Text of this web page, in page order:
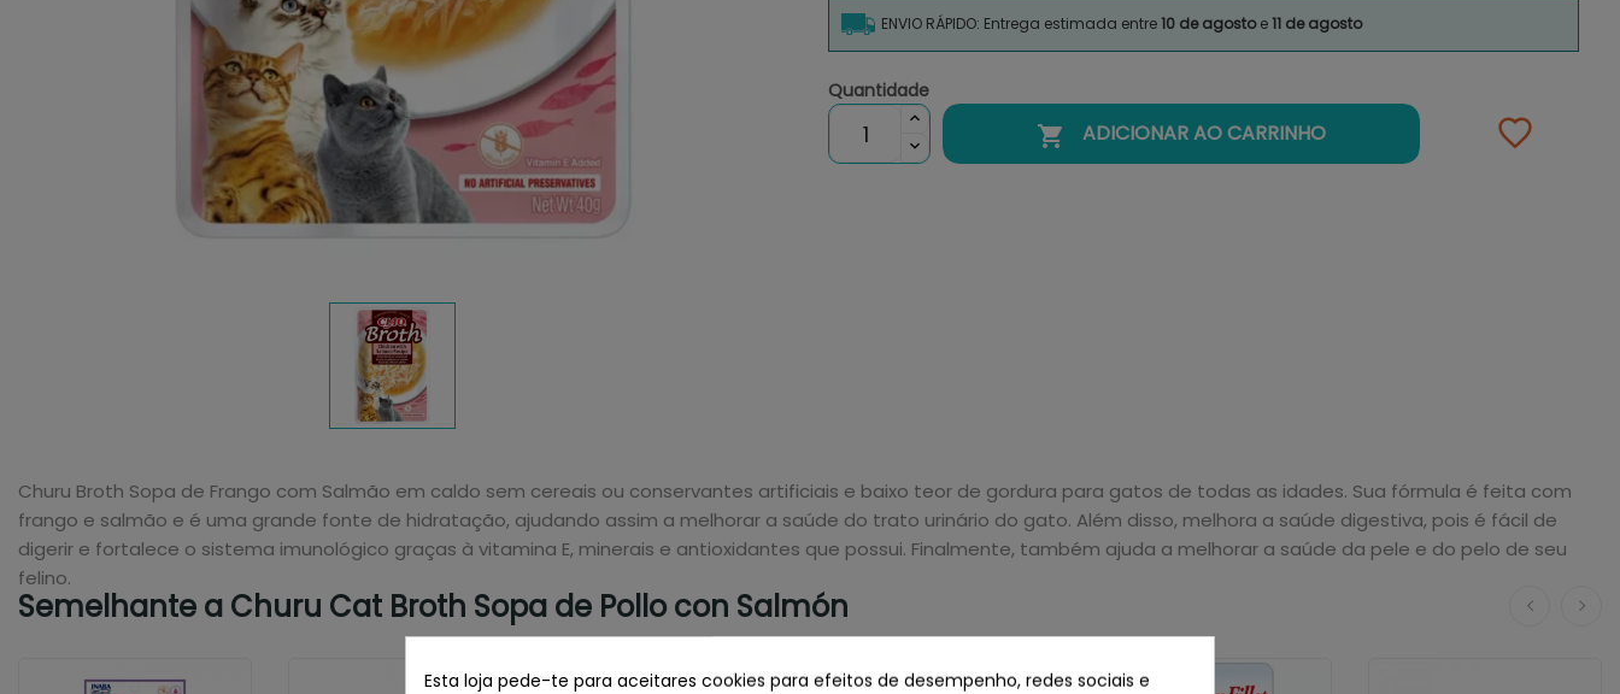
ENVIO RÁPIDO: Entrega estimada entre10 de agostoe11 de agosto
Quantidade
 ADICIONAR AO CARRINHO
Churu Broth Sopa de Frango com Salmão em caldo sem cereais ou conservantes artificiais e baixo teor de gordura para gatos de todas as idades. Sua fórmula é feita com
frango e salmão e é uma grande fonte de hidratação, ajudando assim a melhorar a saúde do trato urinário do gato. Além disso, melhora a saúde digestiva, pois é fácil de
digerir e fortalece o sistema imunológico graças à vitamina E, minerais e antioxidantes que possui. Finalmente, também ajuda a melhorar a saúde da pele e do pelo de seu
felino.
Semelhante a Churu Cat Broth Sopa de Pollo con Salmón
Esta loja pede-te para aceitares cookies para efeitos de desempenho, redes sociais e